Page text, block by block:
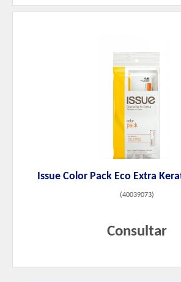
Issue Color Pack Eco Extra
(40039073)
Consultar